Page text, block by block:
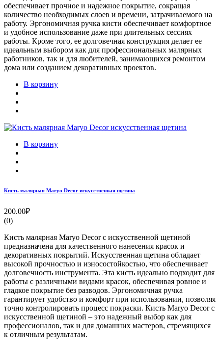
обеспечивает прочное и надежное покрытие, сокращая
количество необходимых слоев и времени, затрачиваемого на
работу. Эргономичная ручка кисти обеспечивает комфортное
и удобное использование даже при длительных сессиях
работы. Кроме того, ее долговечная конструкция делает ее
идеальным выбором как для профессиональных малярных
работников, так и для любителей, занимающихся ремонтом
дома или созданием декоративных проектов.
В корзину
В корзину
Кисть малярная Maryo Decor искусственная щетина
200.00₽
(0)
Кисть малярная Maryo Decor с искусственной щетиной
предназначена для качественного нанесения красок и
декоративных покрытий. Искусственная щетина обладает
высокой прочностью и износостойкостью, что обеспечивает
долговечность инструмента. Эта кисть идеально подходит для
работы с различными видами красок, обеспечивая ровное и
гладкое покрытие без разводов. Эргономичная ручка
гарантирует удобство и комфорт при использовании, позволяя
точно контролировать процесс покраски. Кисть Maryo Decor с
искусственной щетиной – это надежный выбор как для
профессионалов, так и для домашних мастеров, стремящихся
к отличным результатам.